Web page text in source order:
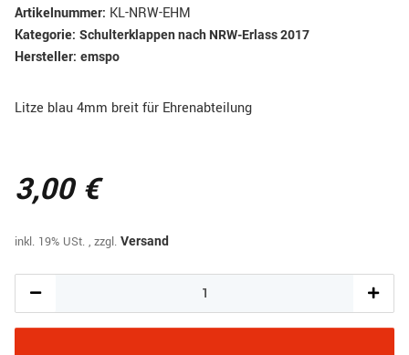
Artikelnummer: KL-NRW-EHM
Kategorie: Schulterklappen nach NRW-Erlass 2017
Hersteller: emspo
Litze blau 4mm breit für Ehrenabteilung
3,00 €
inkl. 19% USt. , zzgl. Versand